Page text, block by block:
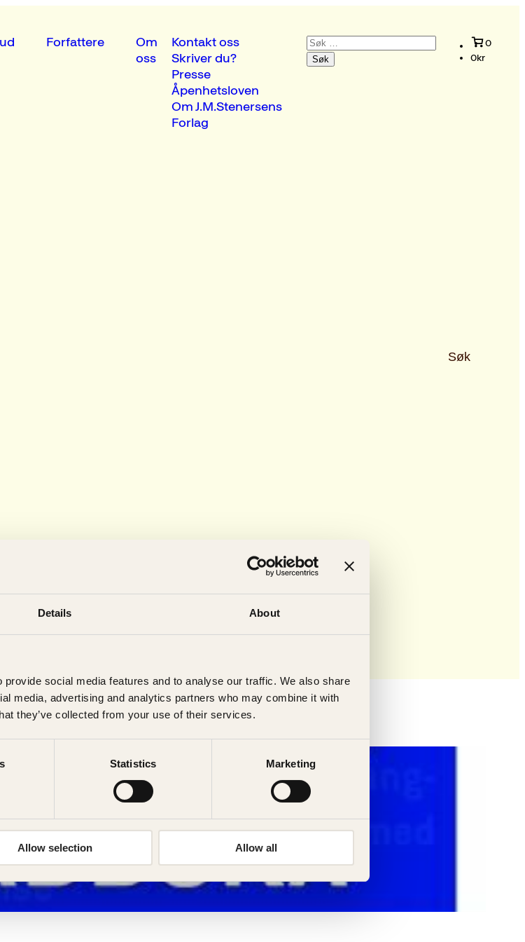
Details About
social media features and to analyse our traffic. We also share
media, advertising and analytics partners who may combine it with
they’ve collected from your use of their services.
Statistics Marketing
Allow selection Allow all
Forfattere
Om
oss
Kontakt oss
Skriver du?
Presse
Åpenhetsloven
Om J.M.Stenersens
Forlag
Søk
etter:
Søk
0
0kr